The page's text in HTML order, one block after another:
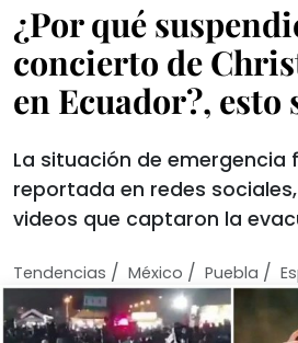
¿Por qué
concierto de
en Ecuador?, esto
La situación de emergencia
reportada en redes
videos que captaron la
Tendencias / México / Puebla /